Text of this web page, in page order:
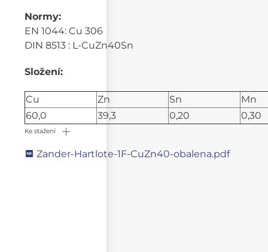
Normy:
EN 1044: Cu 306
DIN 8513 : L-CuZn40Sn
Složení:
Cu Zn Sn
Mn
60,0
39,3 0,20 0,30
Ke stažení
Zander-Hartlote-1F-CuZn40-obalena.pdf